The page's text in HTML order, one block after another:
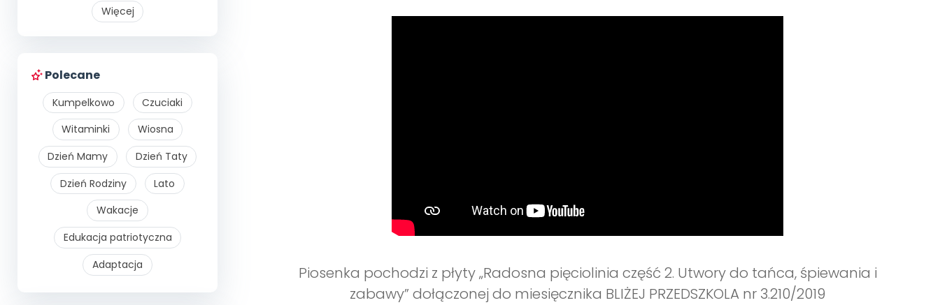
Więcej
Polecane
Kumpelkowo
Czuciaki
Witaminki
Wiosna
Dzień Mamy
Dzień Taty
Dzień Rodziny
Lato
Wakacje
Edukacja patriotyczna
Adaptacja
Piosenka pochodzi z płyty „Radosna pięciolinia część 2. Utwory do tańca, śpiewania i
zabawy” dołączonej do miesięcznika BLIŻEJ PRZEDSZKOLA nr 3.210/2019